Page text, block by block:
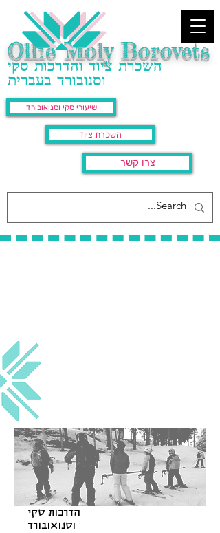
Ollie Moly Borovets
השכרת ציוד והדרכות סקי
וסנובורד בעברית
שיעורי סקי וסנואובורד
השכרת ציוד
צרו קשר
הדרכות סקי
וסנואובורד